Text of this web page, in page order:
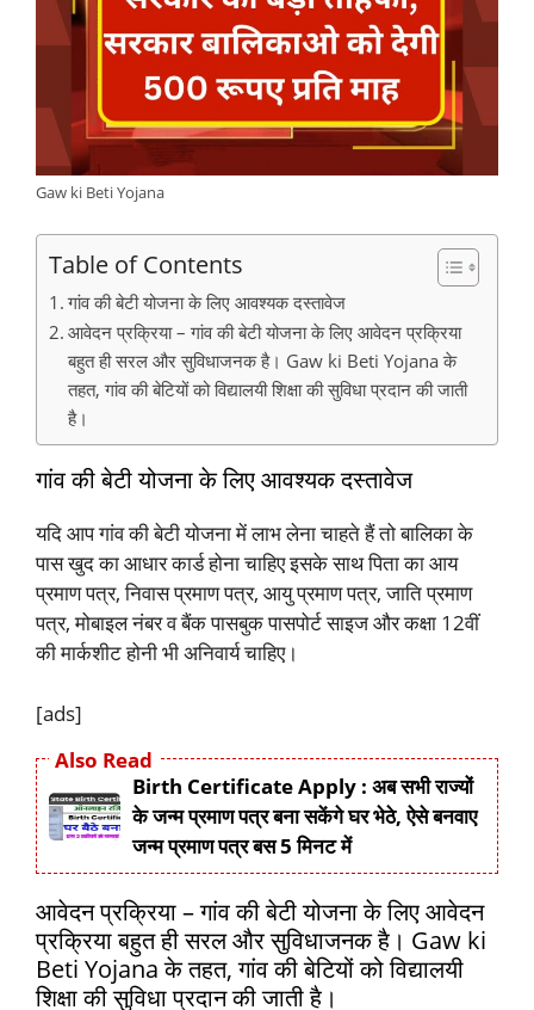
Gaw ki Beti Yojana
Table of Contents
गांव की बेटी योजना के लिए आवश्यक दस्तावेज
आवेदन प्रक्रिया – गांव की बेटी योजना के लिए आवेदन प्रक्रिया
बहुत ही सरल और सुविधाजनक है। Gaw ki Beti Yojana के
तहत, गांव की बेटियों को विद्यालयी शिक्षा की सुविधा प्रदान की जाती
है।
गांव की बेटी योजना के लिए आवश्यक दस्तावेज
यदि आप गांव की बेटी योजना में लाभ लेना चाहते हैं तो बालिका के
पास खुद का आधार कार्ड होना चाहिए इसके साथ पिता का आय
प्रमाण पत्र, निवास प्रमाण पत्र, आयु प्रमाण पत्र, जाति प्रमाण
पत्र, मोबाइल नंबर व बैंक पासबुक पासपोर्ट साइज और कक्षा 12वीं
की मार्कशीट होनी भी अनिवार्य चाहिए।
[ads]
Also Read
Birth Certificate Apply : अब सभी राज्यों
के जन्म प्रमाण पत्र बना सकेंगे घर भेठे, ऐसे बनवाए
जन्म प्रमाण पत्र बस 5 मिनट में
आवेदन प्रक्रिया – गांव की बेटी योजना के लिए आवेदन
प्रक्रिया बहुत ही सरल और सुविधाजनक है। Gaw ki
Beti Yojana के तहत, गांव की बेटियों को विद्यालयी
शिक्षा की सुविधा प्रदान की जाती है।